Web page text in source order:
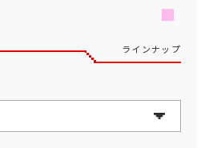
ラインナップ